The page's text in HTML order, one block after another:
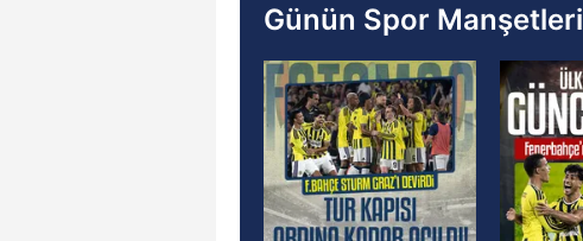
Günün Spor Manşetleri